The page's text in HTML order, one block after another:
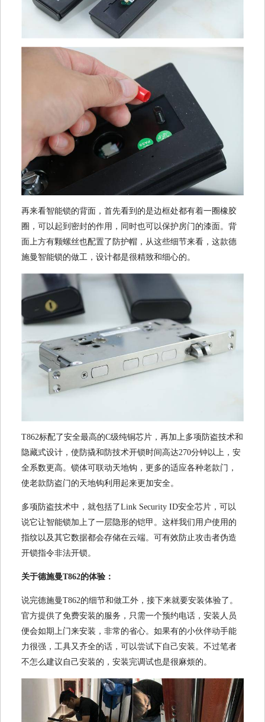
再来看智能锁的背面，首先看到的是边框处都有着一圈橡胶
圈，可以起到密封的作用，同时也可以保护房门的漆面。背
面上方有颗螺丝也配置了防护帽，从这些细节来看，这款德
施曼智能锁的做工，设计都是很精致和细心的。
T862标配了安全最高的C级纯铜芯片，再加上多项防盗技术和
隐藏式设计，使防撬和防技术开锁时间高达270分钟以上，安
全系数更高。锁体可联动天地钩，更多的适应各种老款门，
使老款防盗门的天地钩利用起来更加安全。
多项防盗技术中，就包括了Link Security ID安全芯片，可以
说它让智能锁加上了一层隐形的铠甲。这样我们用户使用的
指纹以及其它数据都会存储在云端。可有效防止攻击者伪造
开锁指令非法开锁。
关于德施曼T862的体验：
说完德施曼T862的细节和做工外，接下来就要安装体验了。
官方提供了免费安装的服务，只需一个预约电话，安装人员
便会如期上门来安装，非常的省心。如果有的小伙伴动手能
力很强，工具又齐全的话，可以尝试下自己安装。不过笔者
不怎么建议自己安装的，安装完调试也是很麻烦的。